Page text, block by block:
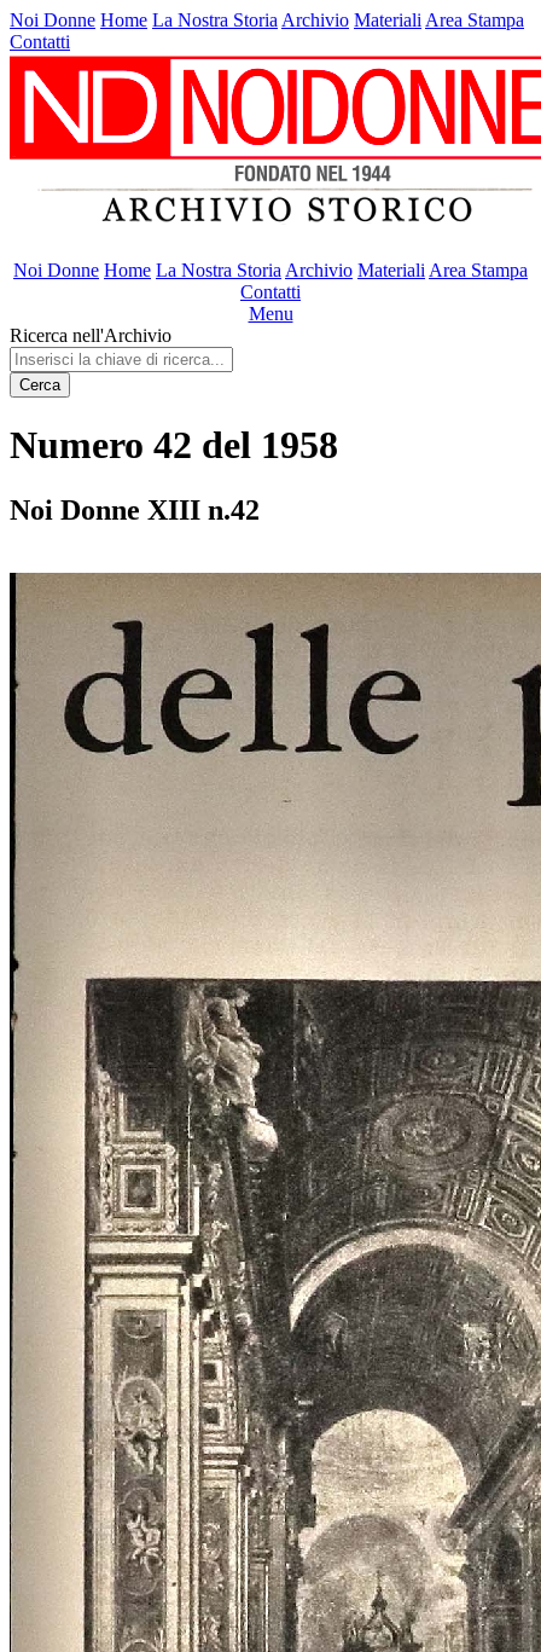
Noi Donne Home La Nostra Storia Archivio Materiali Area Stampa
Contatti
Noi Donne Home La Nostra Storia Archivio Materiali Area Stampa
Contatti
Menu
Ricerca nell'Archivio
Cerca
Numero 42 del 1958
Noi Donne XIII n.42